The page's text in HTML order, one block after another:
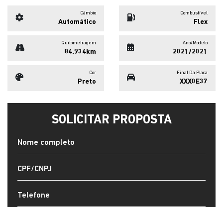
Câmbio
Automático
Combustível
Flex
Quilometragem
84.934km
Ano/Modelo
2021/2021
Cor
Preto
Final Da Placa
XXX0E37
SOLICITAR PROPOSTA